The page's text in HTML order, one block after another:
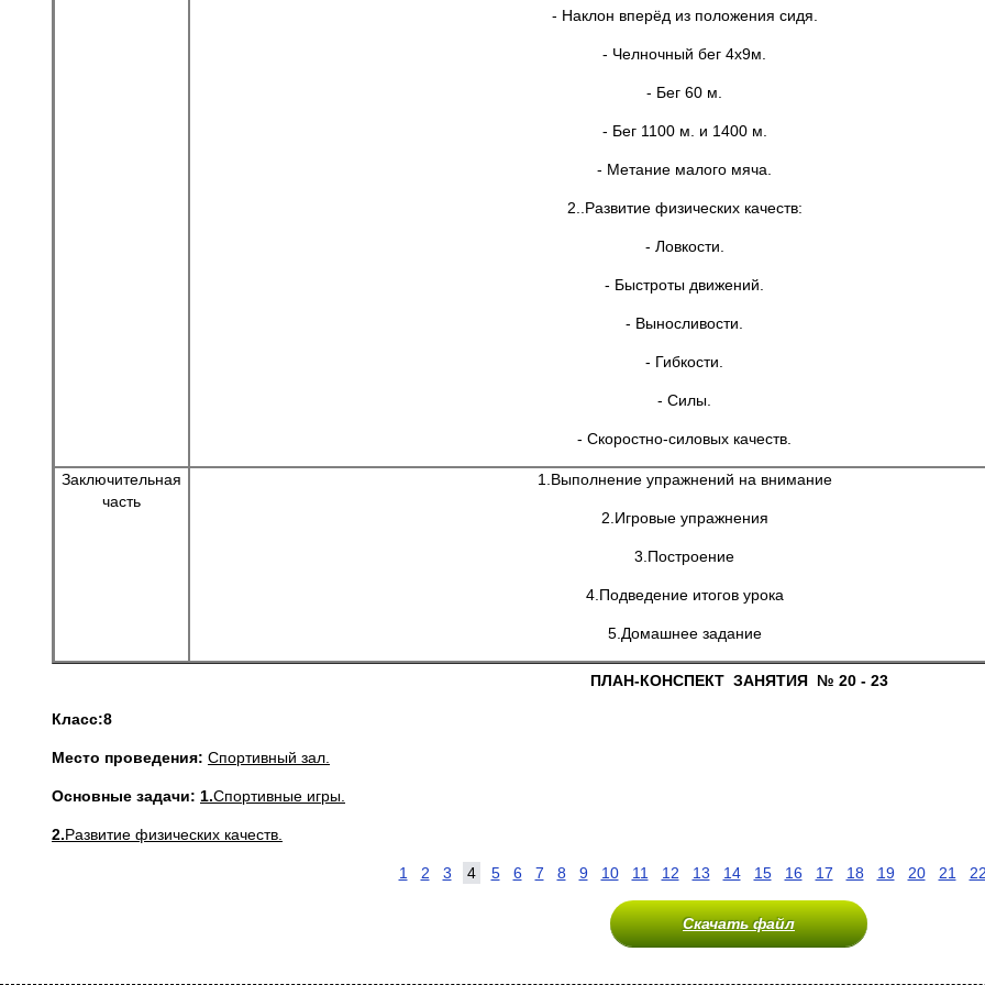
- Наклон вперёд из положения сидя.
- Челночный бег 4х9м.
- Бег 60 м.
- Бег 1100 м. и 1400 м.
- Метание малого мяча.
2..Развитие физических качеств:
- Ловкости.
- Быстроты движений.
- Выносливости.
- Гибкости.
- Силы.
- Скоростно-силовых качеств.
Заключительная
часть
1.Выполнение упражнений на внимание
2.Игровые упражнения
3.Построение
4.Подведение итогов урока
5.Домашнее задание
ПЛАН-КОНСПЕКТ ЗАНЯТИЯ № 20 - 23
Класс:8
Место проведения: Спортивный зал.
Основные задачи: 1.Спортивные игры.
2.Развитие физических качеств
1 2 3 4 5 6 7 8 9 10 11 12 13 14 15 16 17 18 19 20 21
Скачать файл